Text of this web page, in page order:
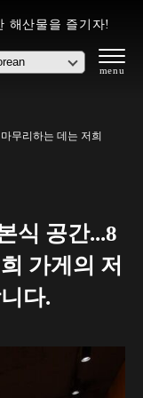
해산물을 즐기자!
무리하는 데는 저희
식 공간...8
가게의 저
다.